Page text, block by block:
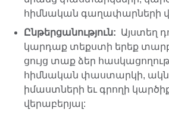
հիմնական գաղափարների
Ընթերցանություն: Այստեղ
կարդաք տեքստի երեք
ցույց տաք ձեր
հիմնական փաստարկի,
իմաստների եւ գրողի
վերաբերյալ: